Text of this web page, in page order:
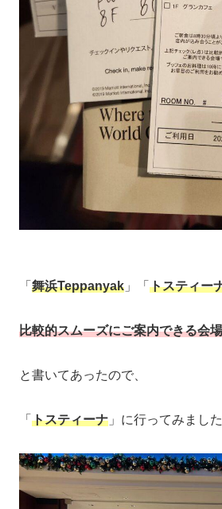
「 舞浜Teppanyak 」「 トスティー
比較的スムーズにご案内できる会
と書いてあったので、
「 トスティーナ 」に行ってみまし